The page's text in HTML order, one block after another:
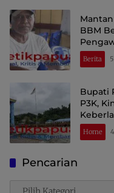
BBM
Berita
Bupati
P3K,
Home
Pencarian
Pencarian